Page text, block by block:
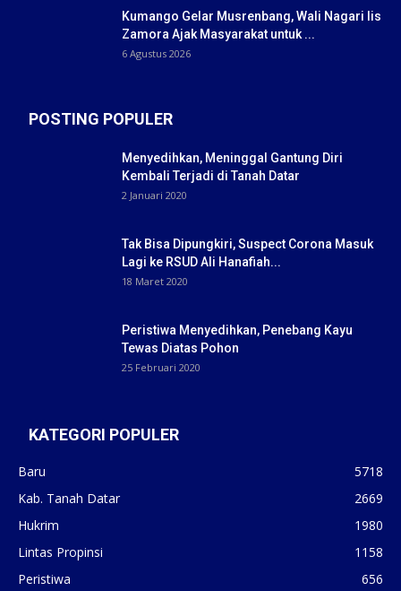
Kumango Gelar Musrenbang, Wali Nagari Iis
Zamora Ajak Masyarakat untuk ...
6 Agustus 2026
POSTING POPULER
Menyedihkan, Meninggal Gantung Diri
Kembali Terjadi di Tanah Datar
2 Januari 2020
Tak Bisa Dipungkiri, Suspect Corona Masuk
Lagi ke RSUD Ali Hanafiah...
18 Maret 2020
Peristiwa Menyedihkan, Penebang Kayu
Tewas Diatas Pohon
25 Februari 2020
KATEGORI POPULER
Baru
5718
Kab. Tanah Datar
2669
Hukrim
1980
Lintas Propinsi
1158
Peristiwa
656